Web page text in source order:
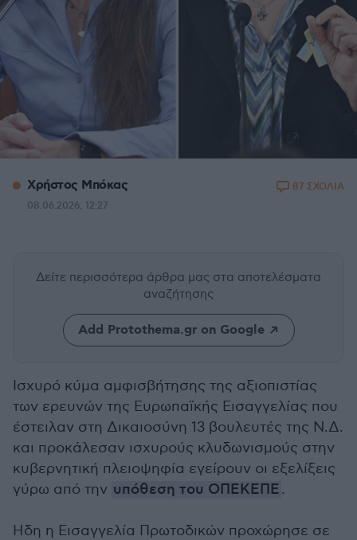
Xρήστος Μπόκας
08.06.2026, 12:27
87 ΣΧΟΛΙΑ
Δείτε περισσότερα άρθρα μας στα αποτελέσματα
αναζήτησης
Add Protothema.gr on Google
Ισχυρό κύμα αμφισβήτησης της αξιοπιστίας
των ερευνών της Ευρωπαϊκής Εισαγγελίας που
έστειλαν στη Δικαιοσύνη 13 βουλευτές της Ν.Δ.
και προκάλεσαν ισχυρούς κλυδωνισμούς στην
κυβερνητική πλειοψηφία εγείρουν οι εξελίξεις
γύρω από την υπόθεση του ΟΠΕΚΕΠΕ.
Ηδη η Εισαγγελία Πρωτοδικών προχώρησε σε